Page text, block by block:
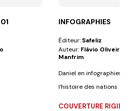
INFOGRAPHIES
Éditeur:Safeliz
Auteur: Flávio Oliveira Y
Manfrim
Daniel en infographies Le
l'histoire des nations Une
COUVERTURE RIGIDE